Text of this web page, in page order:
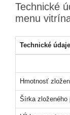
Technické
menu
Technické údaje
Hmotnosť
Šírka zloženého